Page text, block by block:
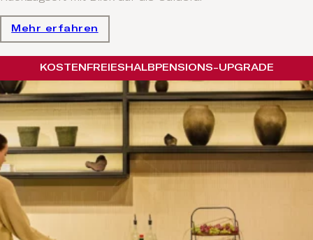
Mehr erfahren
KOSTENFREIES HALBPENSIONS-UPGRADE